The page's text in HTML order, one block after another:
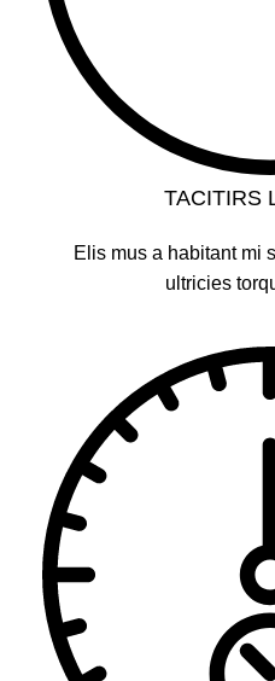
TACITIRS
Elis mus a habitant mi
ultricies